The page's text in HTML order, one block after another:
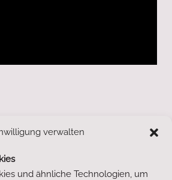
verwalten
und ähnliche Technologien, um